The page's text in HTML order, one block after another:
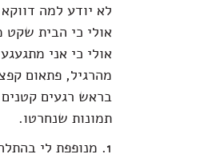
לא יודע למה
אולי כי הבית שקט
אולי כי אני
מהרגיל, פתאום
בראש רגעים
תמונות שנחרטו.
1. מנופפת לי